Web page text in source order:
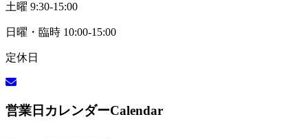
土曜 9:30-15:00
日曜・臨時 10:00-15:00
定休日
営業日カレンダーCalendar